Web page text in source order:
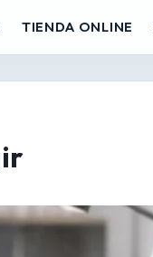
TIENDA ONLINE